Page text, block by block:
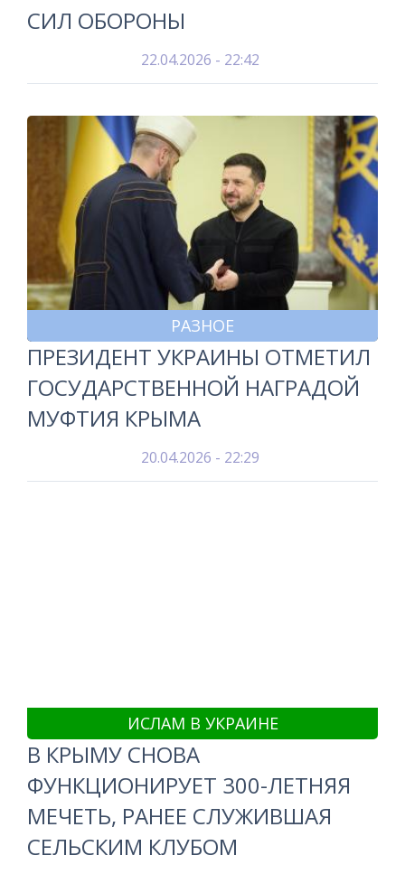
СИЛ ОБОРОНЫ
22.04.2026 - 22:42
РАЗНОЕ
ПРЕЗИДЕНТ УКРАИНЫ ОТМЕТИЛ
ГОСУДАРСТВЕННОЙ НАГРАДОЙ
МУФТИЯ КРЫМА
20.04.2026 - 22:29
ИСЛАМ В УКРАИНЕ
В КРЫМУ СНОВА
ФУНКЦИОНИРУЕТ 300-ЛЕТНЯЯ
МЕЧЕТЬ, РАНЕЕ СЛУЖИВШАЯ
СЕЛЬСКИМ КЛУБОМ